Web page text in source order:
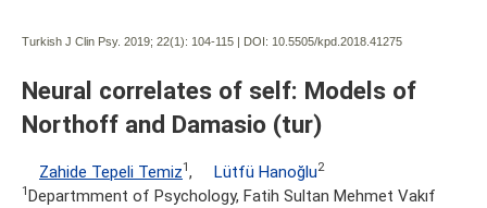
Turkish J Clin Psy. 2019; 22(1): 104-115 | DOI: 10.5505/kpd.2018.41275
Neural correlates of self: Models of
Northoff and Damasio (tur)
Zahide Tepeli Temiz1, Lütfü Hanoğlu2
1Departmment of Psychology, Fatih Sultan Mehmet Vakıf